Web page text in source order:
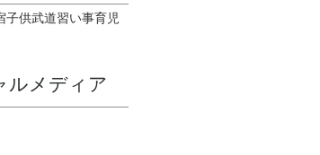
子供武道習い事育児
ルメディア